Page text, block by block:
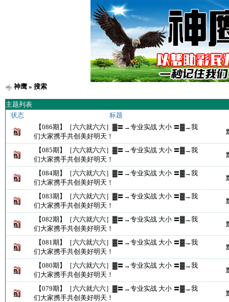
神鹰» 搜索
主题列表
状态
标题
【086期】［六六就六六］▓〓→专业实战 大小 〓▓→我
们大家携手共创美好明天！
【085期】［六六就六六］▓〓→专业实战 大小 〓▓→我
们大家携手共创美好明天！
【084期】［六六就六六］▓〓→专业实战 大小 〓▓→我
们大家携手共创美好明天！
【083期】［六六就六六］▓〓→专业实战 大小 〓▓→我
们大家携手共创美好明天！
【082期】［六六就六六］▓〓→专业实战 大小 〓▓→我
们大家携手共创美好明天！
【081期】［六六就六六］▓〓→专业实战 大小 〓▓→我
们大家携手共创美好明天！
【080期】［六六就六六］▓〓→专业实战 大小 〓▓→我
们大家携手共创美好明天！
【079期】［六六就六六］▓〓→专业实战 大小 〓▓→我
们大家携手共创美好明天！